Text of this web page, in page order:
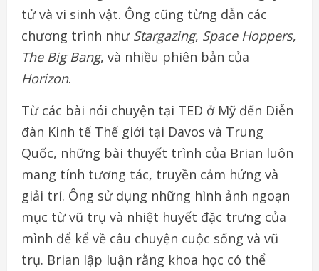
tử và vi sinh vật. Ông cũng từng dẫn các
chương trình như Stargazing, Space Hoppers,
The Big Bang, và nhiều phiên bản của
Horizon.
Từ các bài nói chuyện tại TED ở Mỹ đến Diễn
đàn Kinh tế Thế giới tại Davos và Trung
Quốc, những bài thuyết trình của Brian luôn
mang tính tương tác, truyền cảm hứng và
giải trí. Ông sử dụng những hình ảnh ngoạn
mục từ vũ trụ và nhiệt huyết đặc trưng của
mình để kể về câu chuyện cuộc sống và vũ
trụ. Brian lập luận rằng khoa học có thể